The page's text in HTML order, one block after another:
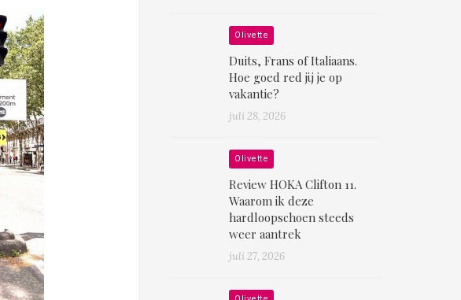
Olivette
Duits, Frans of Italiaans.
Hoe goed red jij je op
vakantie?
juli 28, 2026
Olivette
Review HOKA Clifton 11.
Waarom ik deze
hardloopschoen steeds
weer aantrek
juli 27, 2026